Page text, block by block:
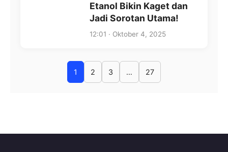
Etanol Bikin Kaget dan
Jadi Sorotan Utama!
12:01 · Oktober 4, 2025
1 2 3 … 27